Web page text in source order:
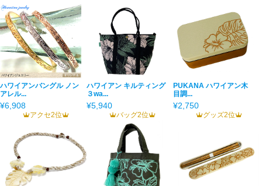
ハワイアンバングル ノン
アレル...
¥6,908
ハワイアン キルティング
３wa...
¥5,940
PUKANA ハワイアン木
目調...
¥2,750
アクセ2位 バッグ2位 グッズ2位